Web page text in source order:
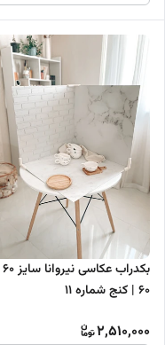
60 | کنج شماره 11
2,510,000